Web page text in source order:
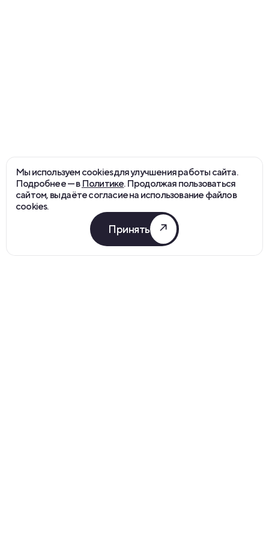
Мы используем cookies для улучшения работы сайта.
Подробнее — в Политике. Продолжая пользоваться
сайтом, вы даёте согласие на использование файлов
cookies.
Принять